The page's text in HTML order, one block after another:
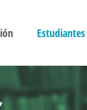
Estudiantes